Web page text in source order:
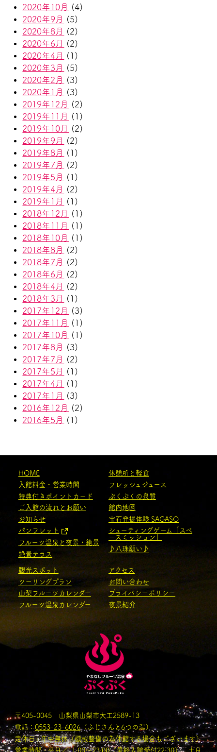
2020年10月
(4)
2020年9月
(5)
2020年8月
(2)
2020年6月
(2)
2020年4月
(1)
2020年3月
(5)
2020年2月
(3)
2020年1月
(3)
2019年12月
(2)
2019年11月
(1)
2019年10月
(2)
2019年9月
(2)
2019年8月
(1)
2019年7月
(2)
2019年5月
(1)
2019年4月
(2)
2019年1月
(1)
2018年12月
(1)
2018年11月
(1)
2018年10月
(1)
2018年8月
(2)
2018年7月
(2)
2018年6月
(2)
2018年4月
(2)
2018年3月
(1)
2017年12月
(3)
2017年11月
(1)
2017年10月
(1)
2017年8月
(3)
2017年7月
(2)
2017年5月
(1)
2017年4月
(1)
2017年1月
(3)
2016年12月
(2)
2016年5月
(1)
HOME
入館料金・営業時間
特典付きポイントカード
ご入館の流れとお願い
お知らせ
パンフレット
フルーツ温泉と夜景・絶景
絶景テラス
休憩所と軽食
フレッシュジュース
ぷくぷくの泉質
館内地図
宝石発掘体験 SAGASO
シューティングゲーム「スペ
ースミッション」
♪八珠願い♪
観光スポット
ツーリングプラン
山梨フルーツカレンダー
フルーツ温泉カレンダー
アクセス
お問い合わせ
プライバシーポリシー
夜景紹介
〒405-0045 山梨県山梨市大工2589-13
電話：0553-23-6026 （ふじさんと6つの湯）
定休日 : 年中無休（機械整備の為休館する場合もございます）
営業時間 : 平日／11:00〜23:00（最終入館受付22:30） 土日